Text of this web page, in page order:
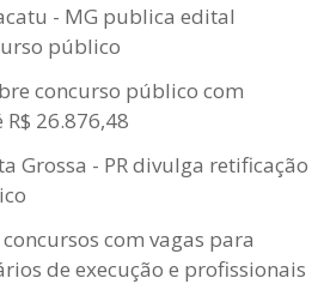
- MG publica edital
público
concurso público com
26.876,48
Grossa - PR divulga retificação
com vagas para
de execução e profissionais